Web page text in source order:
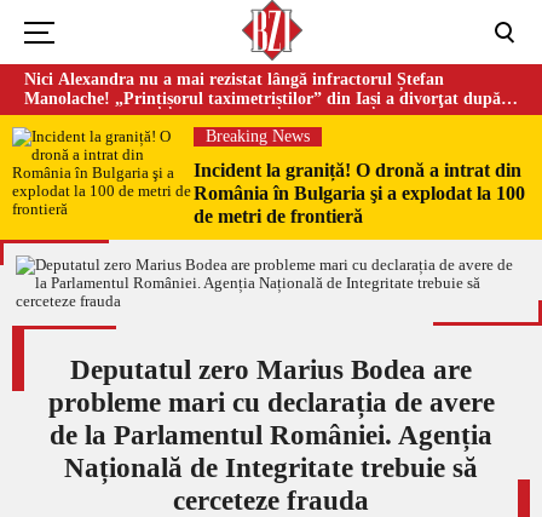
Nici Alexandra nu a mai rezistat lângă infractorul Ștefan
Manolache! „Prințișorul taximetriștilor” din Iași a divorţat după
doi ani de căsnicie
Breaking News
Incident la graniță! O dronă a intrat din
România în Bulgaria şi a explodat la 100
de metri de frontieră
Deputatul zero Marius Bodea are
probleme mari cu declarația de avere
de la Parlamentul României. Agenția
Națională de Integritate trebuie să
cerceteze frauda